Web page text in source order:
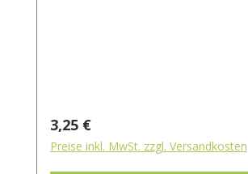
Regulärer Preis:
3,25 €
Preise inkl. MwSt. zzgl. Versandkosten